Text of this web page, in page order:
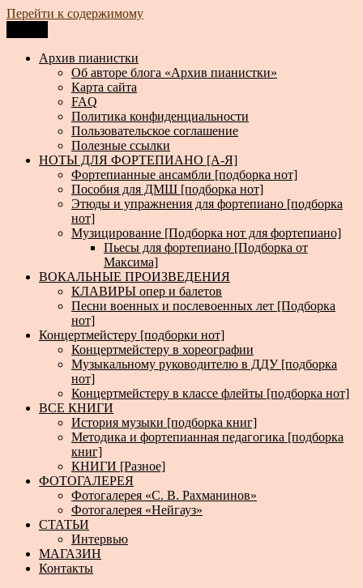
Перейти к содержимому
Архив пианистки
Всё для пианистов: ноты, книги, музыка, статьи…
Архив пианистки
Об авторе блога «Архив пианистки»
Карта сайта
FAQ
Политика конфиденциальности
Пользовательское соглашение
Полезные ссылки
НОТЫ ДЛЯ ФОРТЕПИАНО [А-Я]
Фортепианные ансамбли [подборка нот]
Пособия для ДМШ [подборка нот]
Этюды и упражнения для фортепиано [подборка
нот]
Музицирование [Подборка нот для фортепиано]
Пьесы для фортепиано [Подборка от
Максима]
ВОКАЛЬНЫЕ ПРОИЗВЕДЕНИЯ
КЛАВИРЫ опер и балетов
Песни военных и послевоенных лет [Подборка
нот]
Концертмейстеру [подборки нот]
Концертмейстеру в хореографии
Музыкальному руководителю в ДДУ [подборка
нот]
Концертмейстеру в классе флейты [подборка нот]
ВСЕ КНИГИ
История музыки [подборка книг]
Методика и фортепианная педагогика [подборка
книг]
КНИГИ [Разное]
ФОТОГАЛЕРЕЯ
Фотогалерея «С. В. Рахманинов»
Фотогалерея «Нейгауз»
СТАТЬИ
Интервью
МАГАЗИН
Контакты